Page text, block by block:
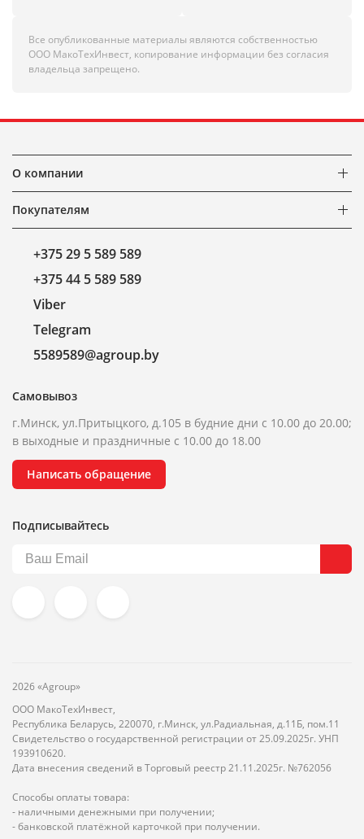
Все опубликованные материалы являются собственностью
ООО МакоТехИнвест, копирование информации без согласия
владельца запрещено.
О компании
Покупателям
+375 29 5 589 589
+375 44 5 589 589
Viber
Telegram
5589589@agroup.by
Самовывоз
г.Минск, ул.Притыцкого, д.105 в будние дни с 10.00 до 20.00;
в выходные и праздничные с 10.00 до 18.00
Написать обращение
Подписывайтесь
2026 «Agroup»
ООО МакоТехИнвест,
Республика Беларусь, 220070, г.Минск, ул.Радиальная, д.11Б, пом.11
Свидетельство о государственной регистрации от 25.09.2025г. УНП
193910620.
Дата внесения сведений в Торговый реестр 21.11.2025г. №762056
Способы оплаты товара:
- наличными денежными при получении;
- банковской платёжной карточкой при получении.